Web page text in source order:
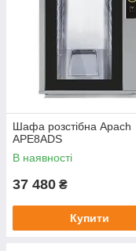
Шафа розстібна Apach
APE8ADS
В наявності
37 480 ₴
Купити